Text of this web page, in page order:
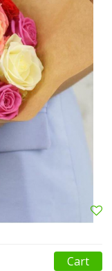
Cart